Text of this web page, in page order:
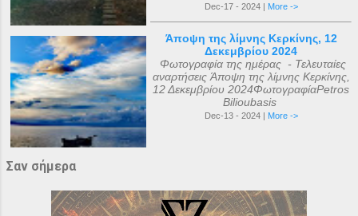
Dec-17 - 2024 | More ->
Άποψη της λίμνης Κερκίνης, 12
Δεκεμβρίου 2024
Φωτογραφία της ημέρας - Τελευταίες
αναρτήσεις Άποψη της λίμνης Κερκίνης,
12 Δεκεμβρίου 2024ΦωτογραφίαPetros
Bilioubasis
Dec-13 - 2024 | More ->
Σαν σήμερα